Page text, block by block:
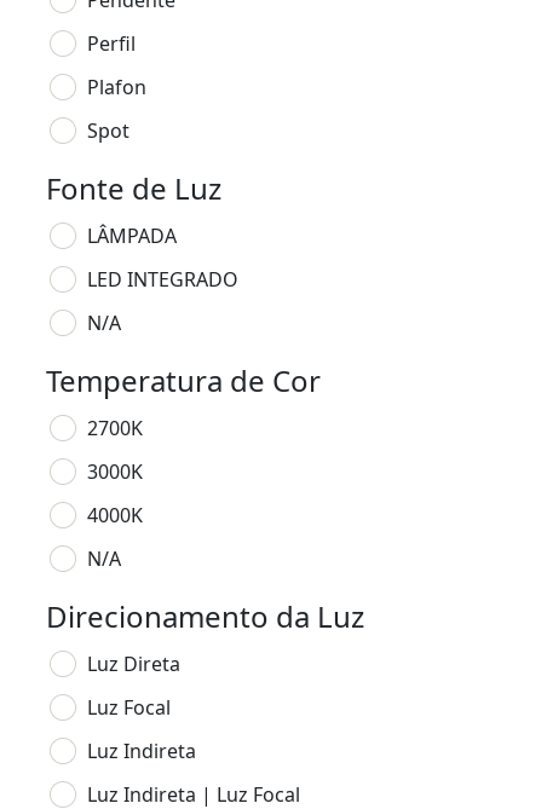
Perfil
Plafon
Spot
Fonte de Luz
LÂMPADA
LED INTEGRADO
N/A
Temperatura de Cor
2700K
3000K
4000K
N/A
Direcionamento da Luz
Luz Direta
Luz Focal
Luz Indireta
Luz Indireta | Luz Focal